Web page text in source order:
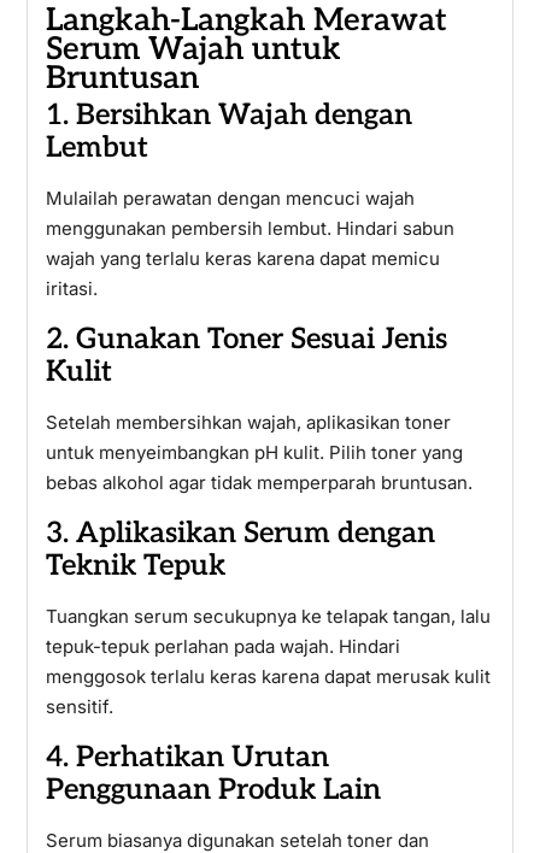
Langkah-Langkah Merawat
Serum Wajah untuk
Bruntusan
1. Bersihkan Wajah dengan
Lembut
Mulailah perawatan dengan mencuci wajah
menggunakan pembersih lembut. Hindari sabun
wajah yang terlalu keras karena dapat memicu
iritasi.
2. Gunakan Toner Sesuai Jenis
Kulit
Setelah membersihkan wajah, aplikasikan toner
untuk menyeimbangkan pH kulit. Pilih toner yang
bebas alkohol agar tidak memperparah bruntusan.
3. Aplikasikan Serum dengan
Teknik Tepuk
Tuangkan serum secukupnya ke telapak tangan, lalu
tepuk-tepuk perlahan pada wajah. Hindari
menggosok terlalu keras karena dapat merusak kulit
sensitif.
4. Perhatikan Urutan
Penggunaan Produk Lain
Serum biasanya digunakan setelah toner dan